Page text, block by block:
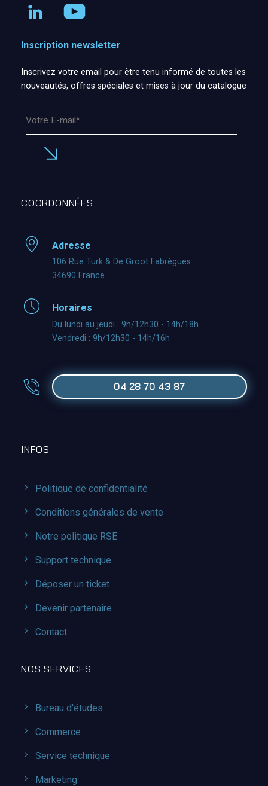
COORDONNÉES
Adresse
106 Rue Turk & De Groot Fabrègues
34690 France
Horaires
Du lundi au jeudi : 9h/12h30 - 14h/18h
Vendredi : 9h/12h30 - 14h/16h
04 28 70 43 87
INFOS
Politique de confidentialité
Conditions générales de vente
Notre politique RSE
Support technique
Déposer un ticket
Devenir partenaire
Contact
NOS SERVICES
Bureau d'études
Commerce
Service technique
Marketing
Inscription newsletter
Inscrivez votre email pour être tenu informé de toutes les
nouveautés, offres spéciales et mises à jour du catalogue